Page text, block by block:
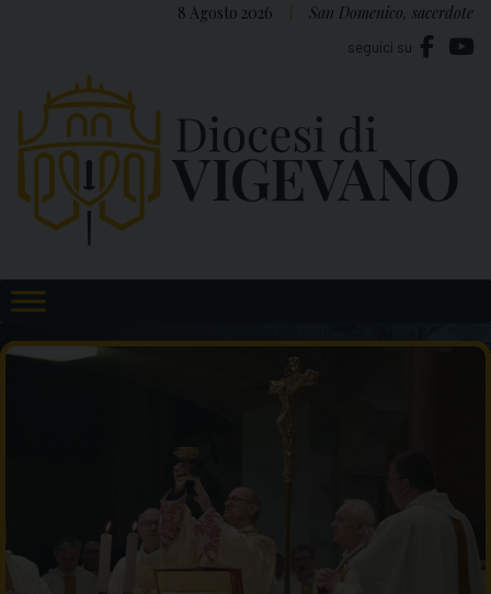
8 Agosto 2026 San Domenico, sacerdote
seguici su